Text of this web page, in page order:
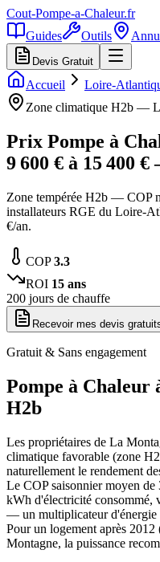
Cout-Pompe-a-Chaleur.fr
Guides
Outils
Devis Gratuit
Accueil Loire-
Zone climatique H2b —
Prix Pompe à
9 600 € à 15 400 €
Zone tempérée H2b — COP
installateurs RGE du Loire-
€/an.
COP3.3
ROI 15 ans
200 jours de chauffe
Recevoir mes devis
Gratuit & Sans engagement
Pompe à Chaleur
H2b
Les propriétaires de La
climatique favorable (zone
naturellement le rendement
Le COP saisonnier moyen
kWh d'électricité consommé,
— un multiplicateur d'énergie
Pour un logement après
Montagne, la puissance